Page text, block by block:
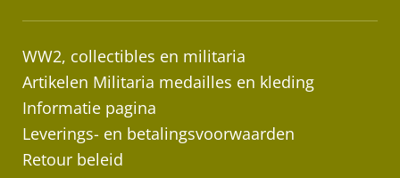
WW2, collectibles en militaria
Artikelen Militaria medailles en kleding
Informatie pagina
Leverings- en betalingsvoorwaarden
Retour beleid